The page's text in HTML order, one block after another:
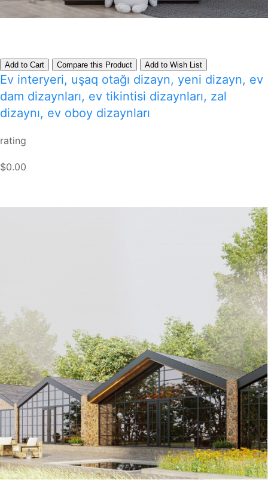
Add to Cart Compare this Product Add to Wish List
Ev interyeri, uşaq otağı dizayn, yeni dizayn, ev
dam dizaynları, ev tikintisi dizaynları, zal
dizaynı, ev oboy dizaynları
rating
$0.00